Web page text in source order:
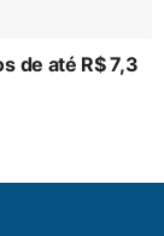
de até R$ 7,3